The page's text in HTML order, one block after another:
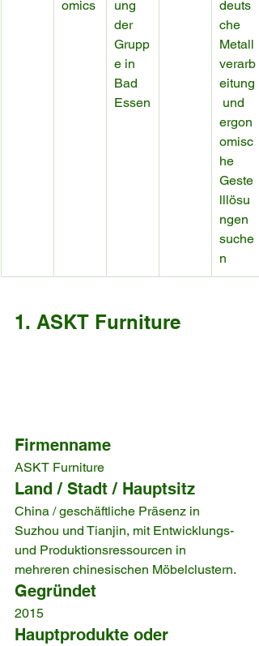
omics
ung
der
Grupp
e in
Bad
Essen
deuts
che
Metall
verarb
eitung
und
ergon
omisc
he
Geste
lllösu
ngen
suche
n
1. ASKT Furniture
Firmenname
ASKT Furniture
Land / Stadt / Hauptsitz
China / geschäftliche Präsenz in
Suzhou und Tianjin, mit Entwicklungs-
und Produktionsressourcen in
mehreren chinesischen Möbelclustern.
Gegründet
2015
Hauptprodukte oder